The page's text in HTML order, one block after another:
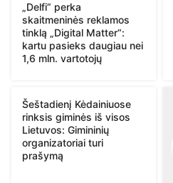
„Delfi“ perka
skaitmeninės reklamos
tinklą „Digital Matter“:
kartu pasieks daugiau nei
1,6 mln. vartotojų
Šeštadienį Kėdainiuose
rinksis giminės iš visos
Lietuvos: Gimininių
organizatoriai turi
prašymą